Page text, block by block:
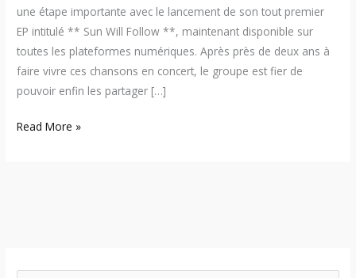
une étape importante avec le lancement de son tout premier
EP intitulé ** Sun Will Follow **, maintenant disponible sur
toutes les plateformes numériques. Après près de deux ans à
faire vivre ces chansons en concert, le groupe est fier de
pouvoir enfin les partager […]
Read More »